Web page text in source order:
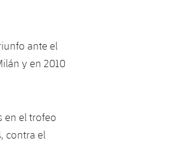
ante el
y en 2010
en el trofeo
contra el